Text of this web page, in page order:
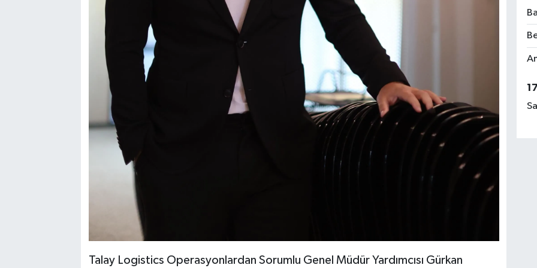
Talay Logistics Operasyonlardan Sorumlu Genel Müdür Yardımcısı Gürkan